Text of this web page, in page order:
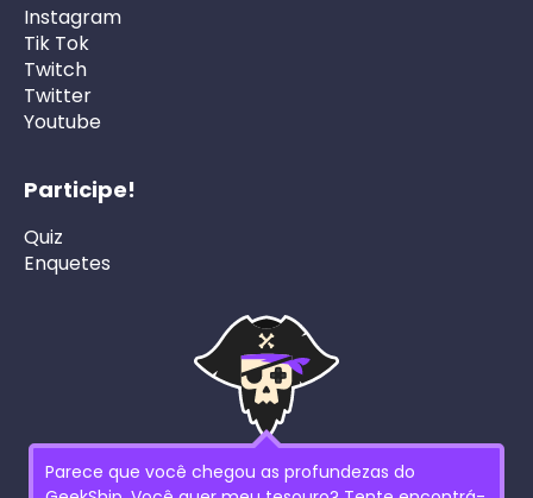
Instagram
Tik Tok
Twitch
Twitter
Youtube
Participe!
Quiz
Enquetes
Parece que você chegou as profundezas do